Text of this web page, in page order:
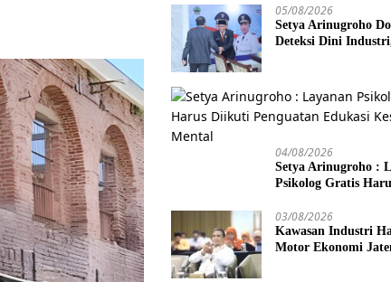
05/08/2026
Setya Arinugroho
Deteksi Dini
04/08/2026
Setya Arinugroho :
Psikolog Gratis
Mental
03/08/2026
Kawasan Industri
Motor Ekonomi